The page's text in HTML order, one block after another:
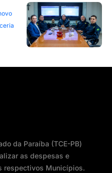
da Paraíba (TCE-PB)
as despesas e
respectivos Municípios.